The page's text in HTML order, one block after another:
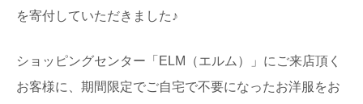
を寄付していただきました♪
ショッピングセンター「ELM（エルム）」にご来店頂く
お客様に、期間限定でご自宅で不要になったお洋服をお